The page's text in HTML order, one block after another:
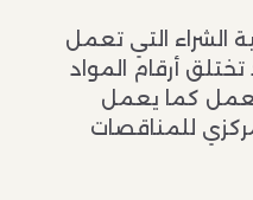
الشراء التي تعمل
أرقام المواد
فيعمل كما يعمل
للمناقصات